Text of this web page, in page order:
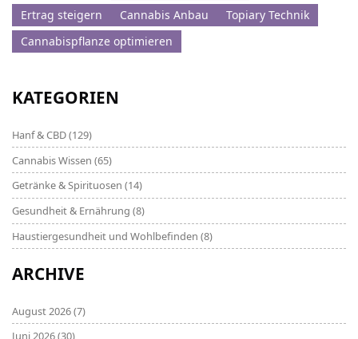
Ertrag steigern
Cannabis Anbau
Topiary Technik
Cannabispflanze optimieren
KATEGORIEN
Hanf & CBD(129)
Cannabis Wissen (65)
Getränke & Spirituosen (14)
Gesundheit & Ernährung (8)
Haustiergesundheit und Wohlbefinden (8)
ARCHIVE
August 2026(7)